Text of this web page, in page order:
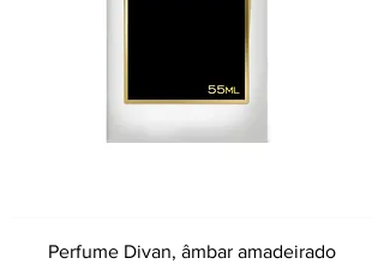
Perfume Divan, âmbar amadeirado